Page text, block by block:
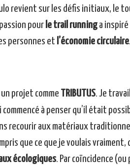
revient sur les défis initiaux, le
pourle trail runninga inspiré
personnes et l’économie circulaire.
un projet comme TRIBUTUS. Je
commencé à penser qu’il était
recourir aux matériaux
que ce que je voulais vraiment,
écologiques. Par coïncidence (ou